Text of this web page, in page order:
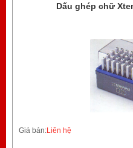
Dấu ghép chữ
Giá bán:Liên hệ